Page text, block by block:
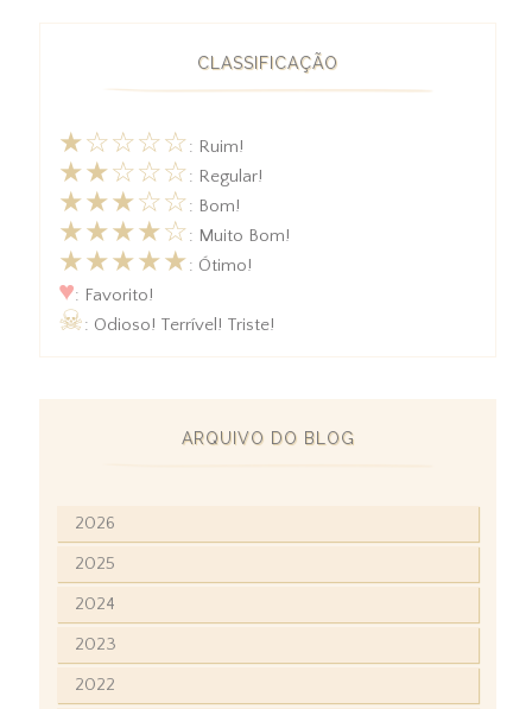
CLASSIFICAÇÃO
★☆☆☆☆: Ruim!
★★☆☆☆: Regular!
★★★☆☆: Bom!
★★★★☆: Muito Bom!
★★★★★: Ótimo!
♥: Favorito!
☠: Odioso! Terrível! Triste!
ARQUIVO DO BLOG
2026
2025
2024
2023
2022